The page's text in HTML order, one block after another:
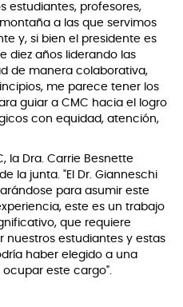
estudiantes, profesores,
a las que servimos
y, si bien el presidente es
diez años liderando las
de manera colaborativa,
me parece tener los
guiar a CMC hacia el logro
con equidad, atención,
la Dra. Carrie Besnette
la junta. "El Dr. Gianneschi
para asumir este
este es un trabajo
que requiere
nuestros estudiantes y estas
haber elegido a una
este cargo".